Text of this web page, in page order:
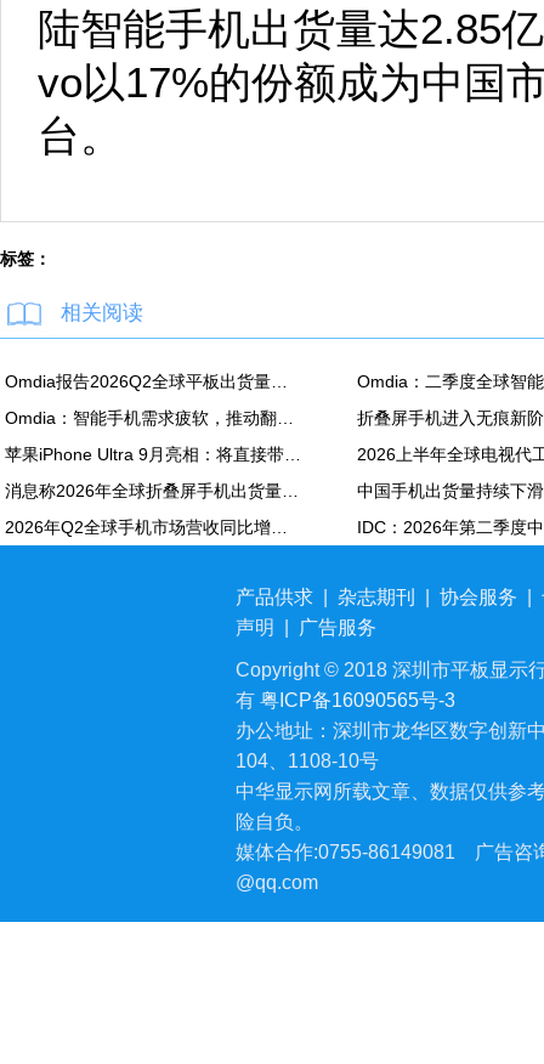
陆智能手机出货量达2.85
vo以17%的份额成为中国
台。
标签：
相关阅读
产品供求 杂志期刊 协会服务
声明
广告服务
Copyright © 2018 深圳市平板显示
有 粤ICP备16090565号-3
办公地址：深圳市龙华区数字创新
104、1108-10号
中华显示网所载文章、数据仅供参
险自负。
媒体合作:0755-86149081
广告咨
@qq.com